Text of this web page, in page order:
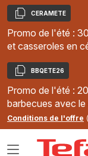
Copier
CERAMETE
Promo de l'été :
et casseroles en
Copier
BBQETE26
Promo de l'été :
barbecues avec
Conditions de l'offre